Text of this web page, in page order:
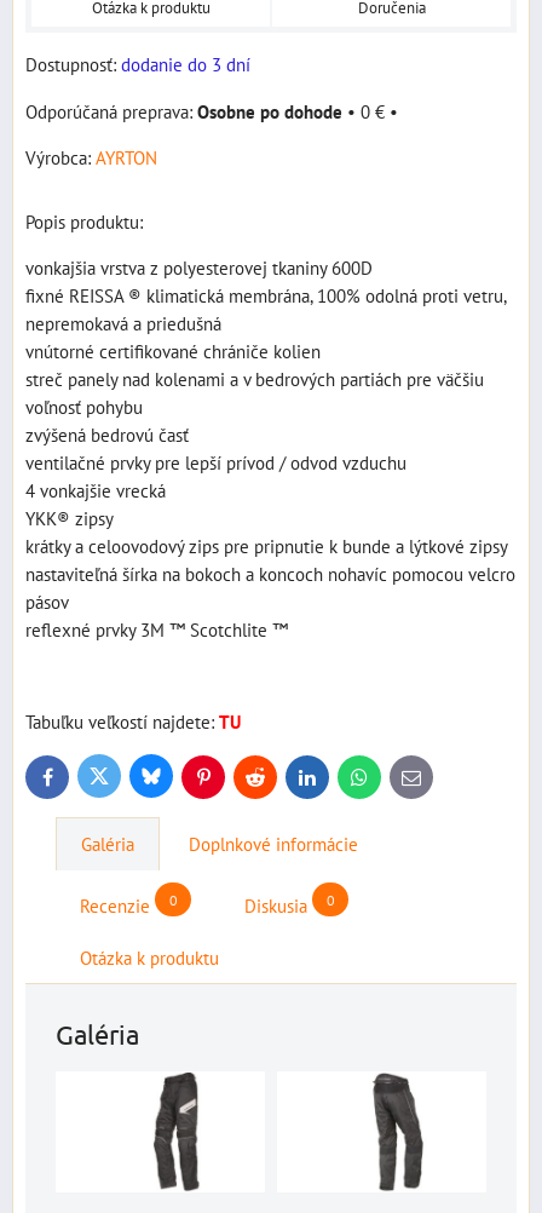
Otázka k produktu Doručenia
Dostupnosť: dodanie do 3 dní
Osobne po dohode • 0 € •
Výrobca: AYRTON
Popis produktu:
vonkajšia vrstva z polyesterovej tkaniny 600D
fixné REISSA ® klimatická membrána, 100% odolná proti vetru,
nepremokavá a priedušná
vnútorné certifikované chrániče kolien
streč panely nad kolenami a v bedrových partiách pre väčšiu
voľnosť pohybu
zvýšená bedrovú časť
ventilačné prvky pre lepší prívod / odvod vzduchu
4 vonkajšie vrecká
YKK® zipsy
krátky a celoovodový zips pre pripnutie k bunde a lýtkové zipsy
nastaviteľná šírka na bokoch a koncoch nohavíc pomocou velcro
pásov
reflexné prvky 3M ™ Scotchlite ™
Tabuľku veľkostí najdete: TU
FacebookTwitter BlueskyPinterestReddit LinkedInWhatsApp
E-
mail
Galéria Doplnkové informácie
Recenzie 0 Diskusia 0
Otázka k produktu
Galéria